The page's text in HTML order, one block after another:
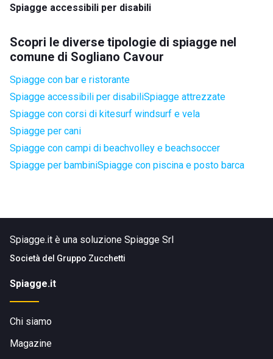
Spiagge accessibili per disabili
Scopri le diverse tipologie di spiagge nel
comune di Sogliano Cavour
Spiagge con bar e ristorante
Spiagge accessibili per disabiliSpiagge attrezzate
Spiagge con corsi di kitesurf windsurf e vela
Spiagge per cani
Spiagge con campi di beachvolley e beachsoccer
Spiagge per bambiniSpiagge con piscina e posto barca
Spiagge.it è una soluzione Spiagge Srl
Società del Gruppo Zucchetti
Spiagge.it
Chi siamo
Magazine